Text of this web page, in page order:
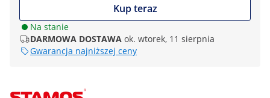
Kup teraz
Na stanie
DARMOWA DOSTAWA ok. wtorek, 11 sierpnia
Gwarancja najniższej ceny